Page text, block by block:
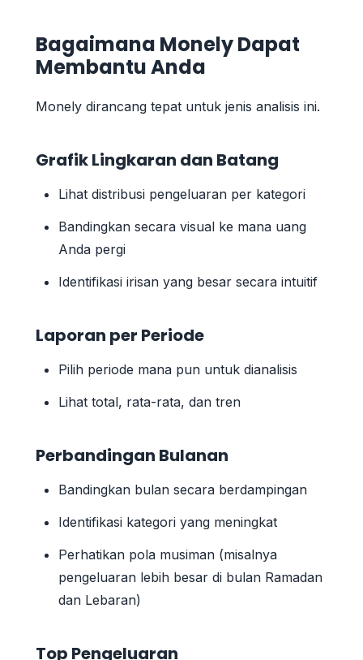
Bagaimana Monely Dapat
Membantu Anda
Monely dirancang tepat untuk jenis analisis ini.
Grafik Lingkaran dan Batang
Lihat distribusi pengeluaran per kategori
Bandingkan secara visual ke mana uang
Anda pergi
Identifikasi irisan yang besar secara intuitif
Laporan per Periode
Pilih periode mana pun untuk dianalisis
Lihat total, rata-rata, dan tren
Perbandingan Bulanan
Bandingkan bulan secara berdampingan
Identifikasi kategori yang meningkat
Perhatikan pola musiman (misalnya
pengeluaran lebih besar di bulan Ramadan
dan Lebaran)
Top Pengeluaran